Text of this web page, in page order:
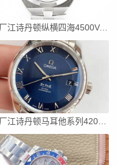
TW厂江诗丹顿纵横四海4500V,质量做工对得起价格吗？